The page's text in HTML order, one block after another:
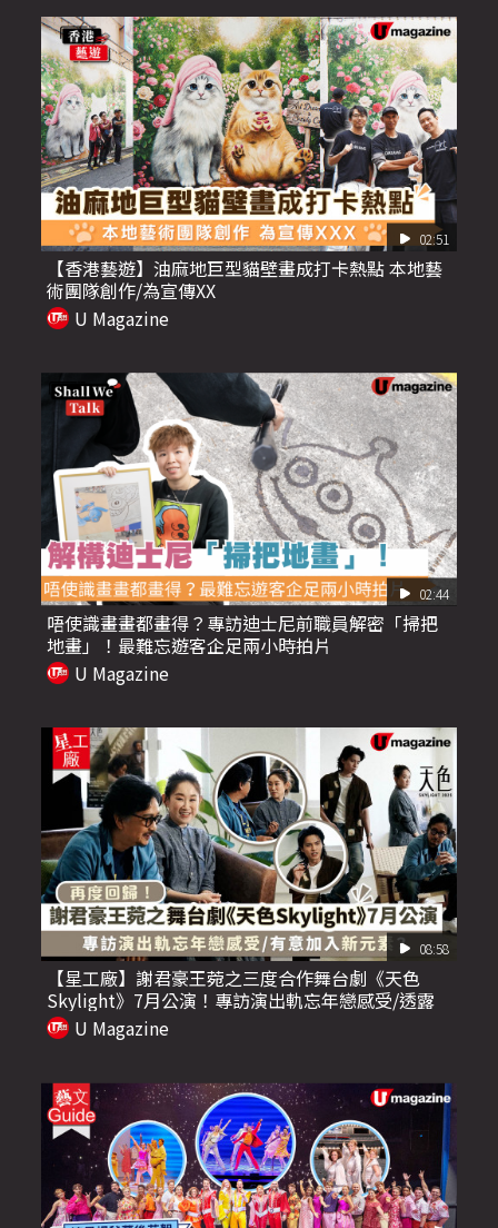
02:51
【香港藝遊】油麻地巨型貓壁畫成打卡熱點 本地藝
術團隊創作/為宣傳XX
U Magazine
02:44
唔使識畫畫都畫得？專訪迪士尼前職員解密「掃把
地畫」！最難忘遊客企足兩小時拍片
U Magazine
08:58
【星工廠】謝君豪王菀之三度合作舞台劇《天色
Skylight》7月公演！專訪演出軌忘年戀感受/透露
有意加入新元素？
U Magazine